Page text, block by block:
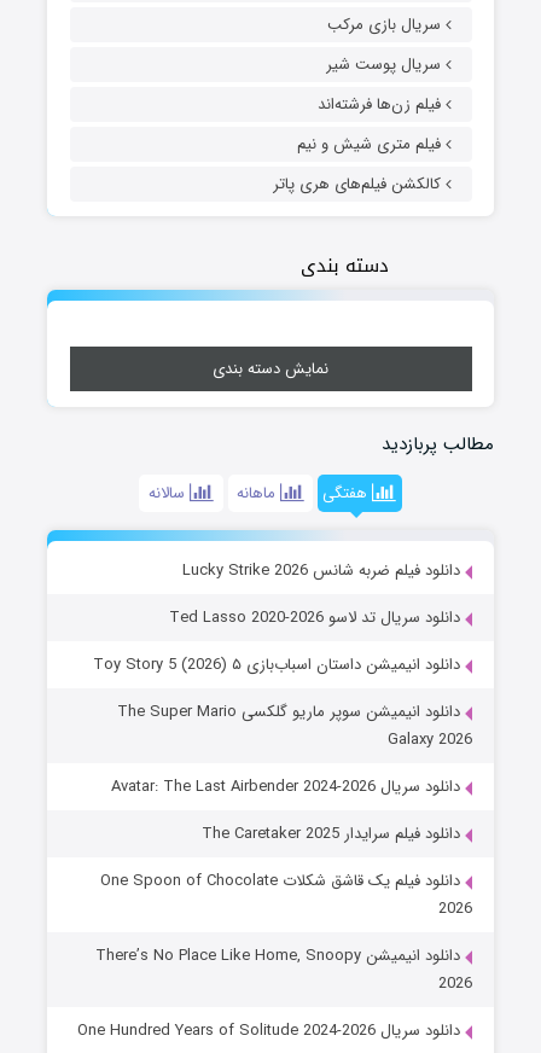
سریال بازی مرکب
سریال پوست شیر
فیلم زن‌ها فرشته‌اند
فیلم متری شیش و نیم
کالکشن فیلم‌های هری پاتر
دسته بندی
نمایش دسته بندی
مطالب پربازدید
هفتگی ماهانه سالانه
دانلود فیلم ضربه شانس Lucky Strike 2026
دانلود سریال تد لاسو Ted Lasso 2020-2026
دانلود انیمیشن داستان اسباب‌بازی ۵ Toy Story 5 (2026)
دانلود انیمیشن سوپر ماریو گلکسی The Super Mario
Galaxy 2026
دانلود سریال Avatar: The Last Airbender 2024-2026
دانلود فیلم سرایدار The Caretaker 2025
دانلود فیلم یک قاشق شکلات One Spoon of Chocolate
2026
دانلود انیمیشن There’s No Place Like Home, Snoopy
2026
دانلود سریال One Hundred Years of Solitude 2024-2026